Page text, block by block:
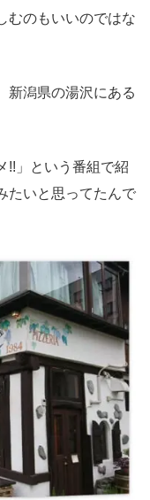
むのもいいのではな
新潟県の湯沢にある
!!」という番組で紹
たいと思ってたんで